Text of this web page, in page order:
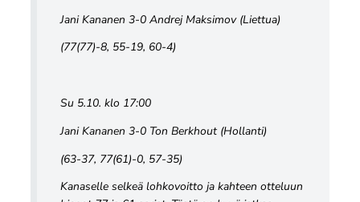
Jani Kananen 3-0 Andrej Maksimov (Liettua)
(77(77)-8, 55-19, 60-4)
Su 5.10. klo 17:00
Jani Kananen 3-0 Ton Berkhout (Hollanti)
(63-37, 77(61)-0, 57-35)
Kanaselle selkeä lohkovoitto ja kahteen otteluun